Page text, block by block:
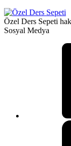
Özel Ders Sepeti
Sosyal Medya